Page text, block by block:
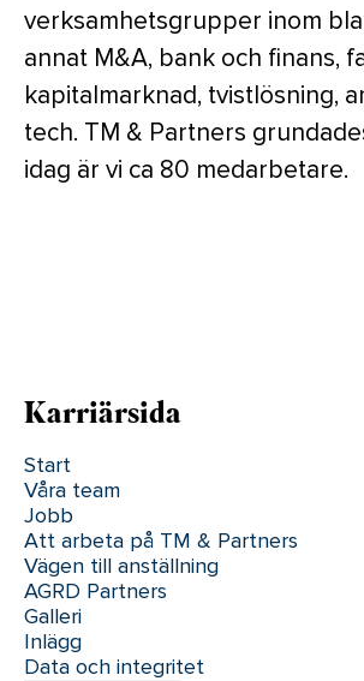
verksamhetsgrupper inom
annat M&A, bank och finans,
kapitalmarknad, tvistlösning,
tech. TM & Partners
idag är vi ca 80 medarbetare.
Karriärsida
Start
Våra team
Jobb
Att arbeta på TM & Partners
Vägen till anställning
AGRD Partners
Galleri
Inlägg
Data och integritet